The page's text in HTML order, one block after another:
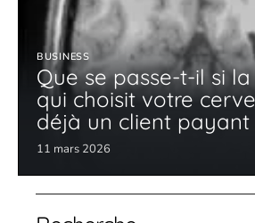
BUSINESS
Que se passe-t-il si
qui choisit votre
déjà un client payant
11 mars 2026